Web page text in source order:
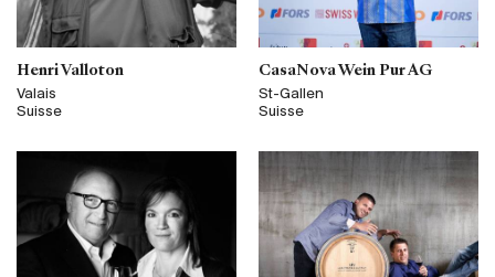
Henri Valloton
Valais
Suisse
CasaNova Wein Pur AG
St-Gallen
Suisse